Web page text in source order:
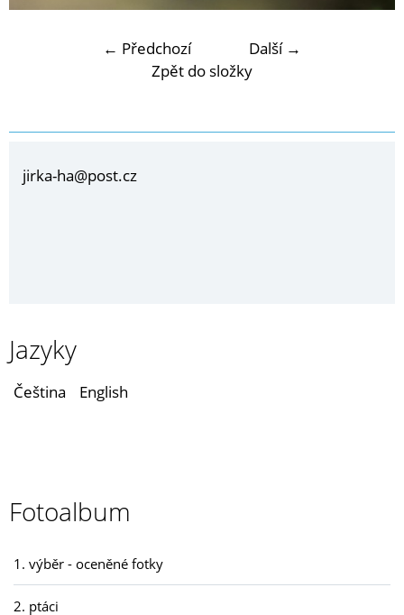
← Předchozí
Další →
Zpět do složky
jirka-ha@post.cz
Jazyky
Čeština English
Fotoalbum
1. výběr - oceněné fotky
2. ptáci